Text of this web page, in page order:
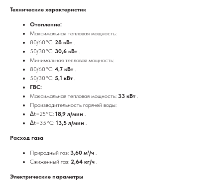
Технические характеристик
Отопление:
Максимальная тепловая мощность:
80/60°C: 28 кВт .
50/30°C: 30,6 кВт .
Минимальная тепловая мощность:
80/60°C: 4,7 кВт .
50/30°C: 5,1 кВт .
ГВС:
Максимальная тепловая мощность: 33 кВт .
Производительность горячей воды:
Δt=25°C: 18,9 л/мин .
Δt=35°C: 13,5 л/мин .
Расход газа
Природный газ: 3,60 м³/ч .
Сжиженный газ: 2,64 кг/ч .
Электрические параметры